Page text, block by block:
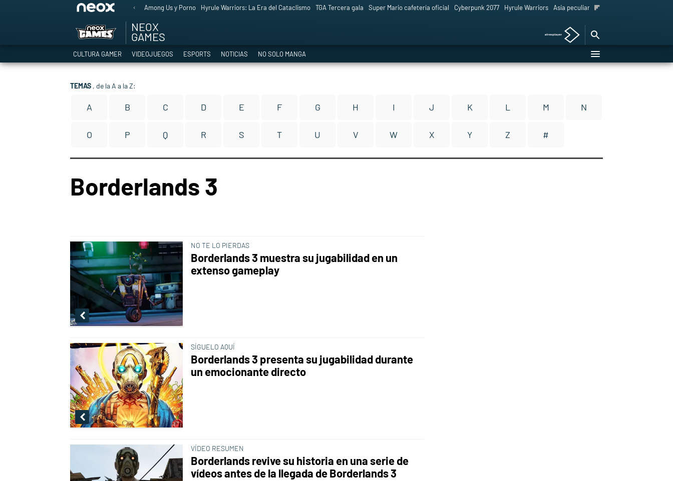
Among Us y Porno Hyrule Warriors: La Era del Cataclismo TGA Tercera gala Super Mario cafetería oficial Cyberpunk 2077 Hyrule Warriors Asia peculiar tradición
NEOX
GAMES
CULTURA GAMER VIDEOJUEGOS ESPORTS NOTICIAS NO SOLO MANGA
TEMAS , de la A a la Z:
A B C D E F G H I J K L M N
O P Q R S T U V W X Y Z #
Borderlands 3
NO TE LO PIERDAS
Borderlands 3 muestra su jugabilidad en un
extenso gameplay
SÍGUELO AQUÍ
Borderlands 3 presenta su jugabilidad durante
un emocionante directo
VÍDEO RESUMEN
Borderlands revive su historia en una serie de
vídeos antes de la llegada de Borderlands 3